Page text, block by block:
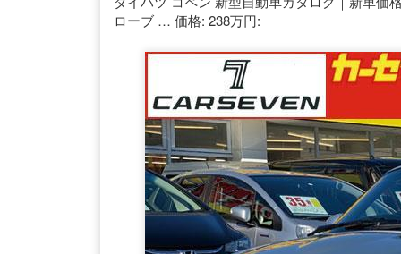
ローブ … 価格: 238万円: